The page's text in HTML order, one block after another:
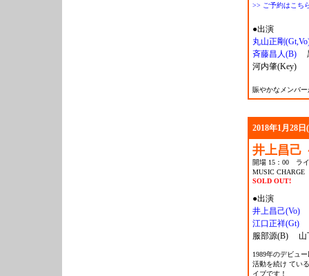
>> ご予約はこち
●出演
丸山正剛
斉藤昌人(B)
河内肇(Key)
賑やかなメンバ
2018年1月28日
井上昌己
開場 15：00 ラ
MUSIC
SOLD OUT!
●出演
井上昌己(Vo)
江口正祥(Gt)
服部源(B) 山
1989年のデビュ
活動を続け てい
イブです！